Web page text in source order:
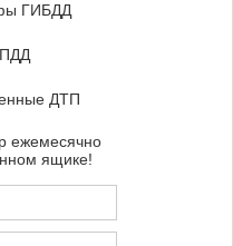
ГИБДД
ДТП
ежемесячно
ящике!